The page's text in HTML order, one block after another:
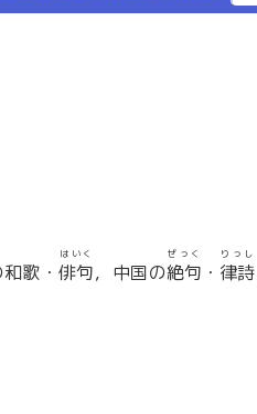
歌・ 俳句
はいく
，中国の絶句
ぜっく
・ 律詩
りっし